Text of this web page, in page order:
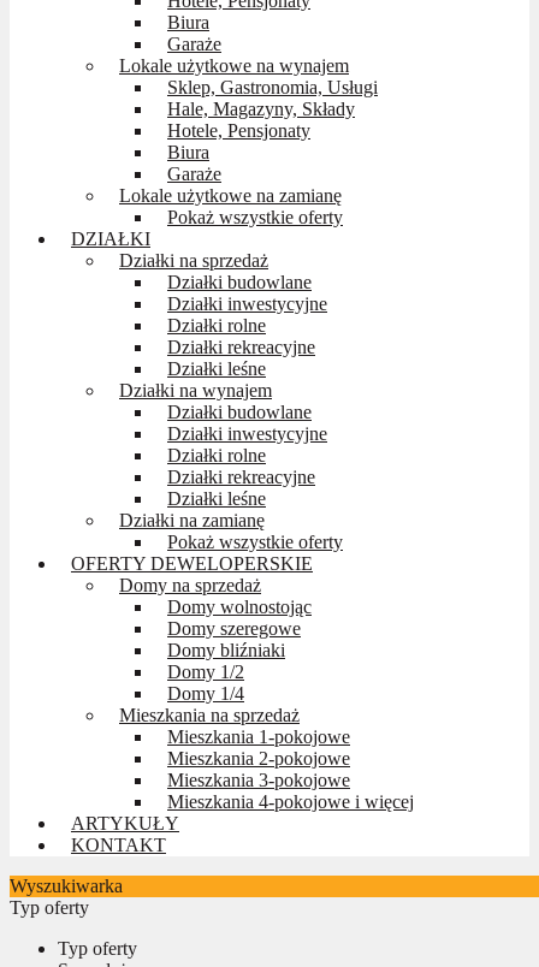
Biura
Garaże
Lokale użytkowe na wynajem
Sklep, Gastronomia, Usługi
Hale, Magazyny, Składy
Hotele, Pensjonaty
Biura
Garaże
Lokale użytkowe na zamianę
Pokaż wszystkie oferty
DZIAŁKI
Działki na sprzedaż
Działki budowlane
Działki inwestycyjne
Działki rolne
Działki rekreacyjne
Działki leśne
Działki na wynajem
Działki budowlane
Działki inwestycyjne
Działki rolne
Działki rekreacyjne
Działki leśne
Działki na zamianę
Pokaż wszystkie oferty
OFERTY DEWELOPERSKIE
Domy na sprzedaż
Domy wolnostojąc
Domy szeregowe
Domy bliźniaki
Domy 1/2
Domy 1/4
Mieszkania na sprzedaż
Mieszkania 1-pokojowe
Mieszkania 2-pokojowe
Mieszkania 3-pokojowe
Mieszkania 4-pokojowe i więcej
ARTYKUŁY
KONTAKT
Wyszukiwarka
Typ oferty
Typ oferty